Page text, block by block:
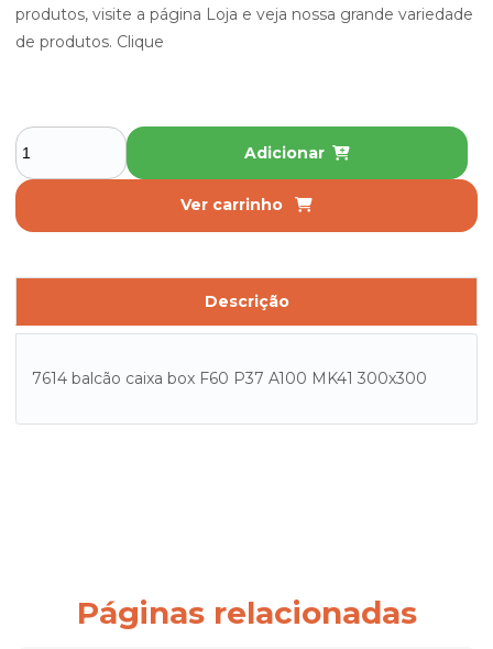
produtos, visite a página Loja e veja nossa grande variedade
de produtos. Clique
Adicionar
Ver carrinho
Descrição
7614 balcão caixa box F60 P37 A100 MK41 300x300
Páginas relacionadas